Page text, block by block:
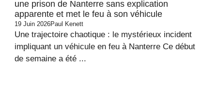
une prison de Nanterre sans explication
apparente et met le feu à son véhicule
19 Juin 2026Paul Kenett
Une trajectoire chaotique : le mystérieux incident
impliquant un véhicule en feu à Nanterre Ce début
de semaine a été ...